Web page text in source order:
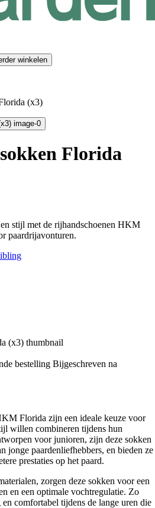
winkelen
(x3)
Florida
stijl met de rijhandschoenen HKM
paardrijavonturen.
bestelling Bijgeschreven na
Florida zijn een ideale keuze voor
willen combineren tijdens hun
voor junioren, zijn deze sokken
jonge paardenliefhebbers, en bieden ze
prestaties op het paard.
zorgen deze sokken voor een
en een optimale vochtregulatie. Zo
comfortabel tijdens de lange uren die